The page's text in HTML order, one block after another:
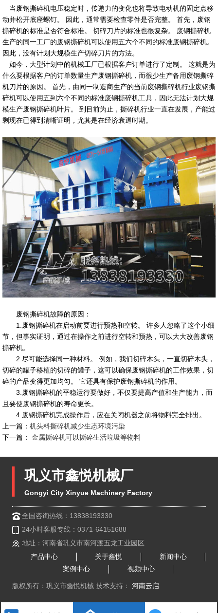
当废钢撕碎机电压稳定时，传递力的变化也将导致电动机的固定点移
动并松开底座螺钉。 因此，通常需要检查零件是否完整。 首先，废钢
撕碎机的标准是否符合标准。 切碎刀片的标准也很复杂。 废钢撕碎机
生产的同一工厂的废钢撕碎机可以使用五六个不同的标准废钢撕碎机。
因此，没有计划大规模生产切碎刀片的方法。
如今，大型计划中的机械工厂已根据客户订单进行了定制。 这就是为
什么要根据客户的订单数量生产废钢撕碎机，而很少生产备用废钢撕碎
机刀片的原因。 首先，由同一制造商生产的当前废钢撕碎机行业废钢撕
碎机可以使用五到六个不同的标准废钢撕碎机工具，因此无法计划大规
模生产废钢撕碎机叶片。 到目前为止，撕碎机行业一直在发展，产能过
剩现在已得到清晰证明，尤其是在经济衰退时期。
废钢撕碎机故障的原因：
1.废钢撕碎机在启动前要进行预热和空转。 许多人忽略了这个小细
节，但事实证明，通过在操作之前进行空转和预热，可以大大改善废钢
撕碎机。
2.尽可能选择同一种材料。 例如，我们切碎木头，一直切碎木头，
切碎的罐子移植的切碎的罐子，这可以确保废钢撕碎机的工作效果，切
碎的产品变得更加均匀。 它还具有保护废钢撕碎机的作用。
3.废钢撕碎机的平稳运行要做好，不仅要提高产值和生产能力，而
且要使废钢撕碎机的寿命更长。
4.废钢撕碎机完成操作后，应在关闭机器之前将物料完全排出。
上一篇： 机头料撕碎机减少生态环境污染
下一篇：
金属撕碎机可以撕碎生活垃圾等物料
巩义市鑫悦机械厂
Gongyi City Xinyue Machinery Factory
全国咨询热线：13838193330
24小时客服专线：0371-64151688
地址：河南省巩义市南河渡五龙工业园区
产品中心
关于鑫悦
新闻中心
案例中心
视频中心
版权所有：巩义市鑫悦机械 技术支持： 河南云启